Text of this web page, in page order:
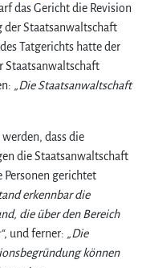
das Gericht die Revision
der Staatsanwaltschaft
Tatgerichts hatte der
Staatsanwaltschaft
„Die Staatsanwaltschaft
dass die
die Staatsanwaltschaft
gerichtet
erkennbar die
die über den Bereich
, und ferner: „Die
können